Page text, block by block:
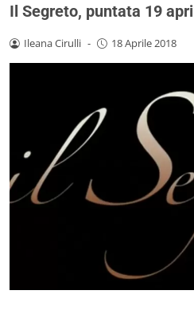
Il Segreto, puntata 19
Ileana Cirulli - 18 Aprile 2018